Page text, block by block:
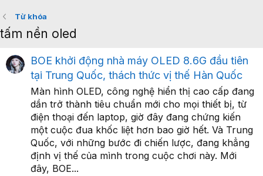
Từ khóa
tấm nền oled
BOE khởi động nhà máy OLED 8.6G đầu tiên
tại Trung Quốc, thách thức vị thế Hàn Quốc
Màn hình OLED, công nghệ hiển thị cao cấp đang
dần trở thành tiêu chuẩn mới cho mọi thiết bị, từ
điện thoại đến laptop, giờ đây đang chứng kiến
một cuộc đua khốc liệt hơn bao giờ hết. Và Trung
Quốc, với những bước đi chiến lược, đang khẳng
định vị thế của mình trong cuộc chơi này. Mới
đây, BOE...